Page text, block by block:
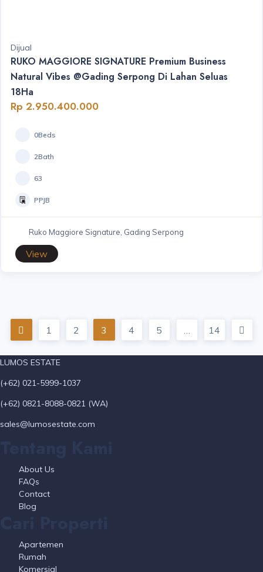
Dijual
RUKO MAGGIORE SIGNATURE Premium Business
Natural Vibes @Gading Serpong Di Lahan Seluas
18Ha
Rp 2.950.400.000
0Beds
2Bath
63
PPJB
Ruko Maggiore Signature, Gading Serpong
View
1 2 3 4 5 … 14
LUMOS ESTATE
(+62) 021-5999-1037
(+62) 0821-8088-0821 (WA)
sales@lumosestate.com
About Us
FAQs
Contact
Blog
Apartemen
Rumah
Komersial